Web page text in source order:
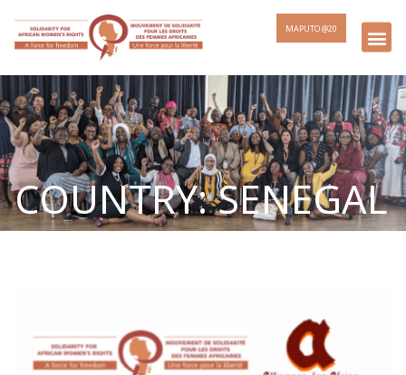
MAPUTO @20
COUNTRY: SENEGAL